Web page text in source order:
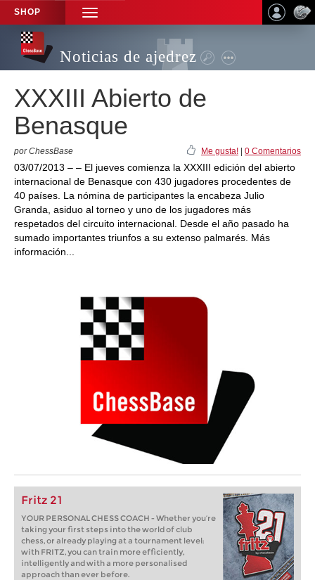
SHOP
TOGGLE
NAVIGATION
Noticias de ajedrez
XXXIII Abierto de
Benasque
por ChessBase Me gusta! 0 Comentarios
03/07/2013 – – El jueves comienza la XXXIII edición del abierto
internacional de Benasque con 430 jugadores procedentes de
40 países. La nómina de participantes la encabeza Julio
Granda, asiduo al torneo y uno de los jugadores más
respetados del circuito internacional. Desde el año pasado ha
sumado importantes triunfos a su extenso palmarés. Más
información...
Fritz 21
YOUR PERSONAL CHESS COACH - Whether you’re
taking your first steps into the world of club
chess, or already playing at a tournament level:
with FRITZ, you can train more efficiently,
intelligently and with a more personalised
approach than ever before.